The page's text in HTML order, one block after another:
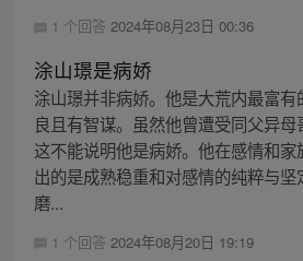
1 个回答 2024年08月23日 00:36
涂山璟是病娇
涂山璟并非病娇。他是大荒内最富
良且有智谋。虽然他曾遭受同父异
这不能说明他是病娇。他在感情和
出的是成熟稳重和对感情的纯粹与
磨...
1 个回答 2024年08月20日 19:19